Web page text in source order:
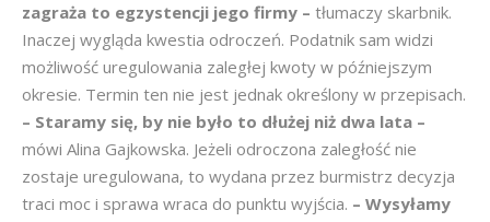
zagraża to egzystencji jego firmy – tłumaczy skarbnik.
Inaczej wygląda kwestia odroczeń. Podatnik sam widzi
możliwość uregulowania zaległej kwoty w późniejszym
okresie. Termin ten nie jest jednak określony w przepisach.
– Staramy się, by nie było to dłużej niż dwa lata –
mówi Alina Gajkowska. Jeżeli odroczona zaległość nie
zostaje uregulowana, to wydana przez burmistrz decyzja
traci moc i sprawa wraca do punktu wyjścia. – Wysyłamy